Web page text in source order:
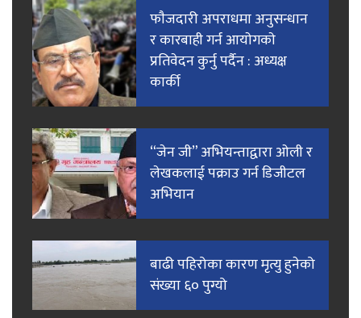
फाैजदारी अपराधमा अनुसन्धान
र कारबाही गर्न आयाेगकाे
प्रतिवेदन कुर्नु पर्दैन : अध्यक्ष
कार्की
“जेन जी” अभियन्ताद्वारा ओली र
लेखकलाई पक्राउ गर्न डिजीटल
अभियान
बाढी पहिरोका कारण मृत्यु हुनेको
संख्या ६० पुग्यो